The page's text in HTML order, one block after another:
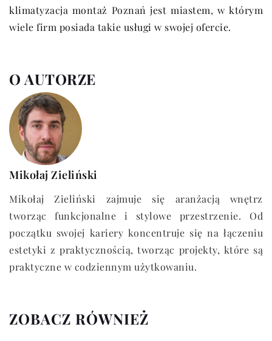
klimatyzacja montaż Poznań jest miastem, w którym
wiele firm posiada takie usługi w swojej ofercie.
O AUTORZE
Mikołaj Zieliński
Mikołaj Zieliński zajmuje się aranżacją wnętrz
tworząc funkcjonalne i stylowe przestrzenie. Od
początku swojej kariery koncentruje się na łączeniu
estetyki z praktycznością, tworząc projekty, które są
praktyczne w codziennym użytkowaniu.
ZOBACZ RÓWNIEŻ